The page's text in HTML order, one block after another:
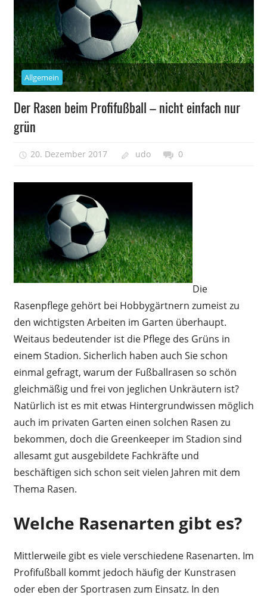
Allgemein
Der Rasen beim Profifußball – nicht einfach nur
grün
20. Dezember 2017 udo 0
Die
Rasenpflege gehört bei Hobbygärtnern zumeist zu
den wichtigsten Arbeiten im Garten überhaupt.
Weitaus bedeutender ist die Pflege des Grüns in
einem Stadion. Sicherlich haben auch Sie schon
einmal gefragt, warum der Fußballrasen so schön
gleichmäßig und frei von jeglichen Unkräutern ist?
Natürlich ist es mit etwas Hintergrundwissen möglich
auch im privaten Garten einen solchen Rasen zu
bekommen, doch die Greenkeeper im Stadion sind
allesamt gut ausgebildete Fachkräfte und
beschäftigen sich schon seit vielen Jahren mit dem
Thema Rasen.
Welche Rasenarten gibt es?
Mittlerweile gibt es viele verschiedene Rasenarten. Im
Profifußball kommt jedoch häufig der Kunstrasen
oder eben der Sportrasen zum Einsatz. In den